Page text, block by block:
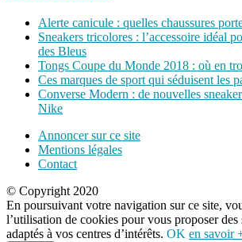
Alerte canicule : quelles chaussures
Sneakers tricolores : l’accessoire idéal
des Bleus
Tongs Coupe du Monde 2018 : où en
Ces marques de sport qui séduisent les
Converse Modern : de nouvelles
Nike
Annoncer sur ce site
Mentions légales
Contact
© Copyright 2020
En poursuivant votre navigation sur ce site,
l’utilisation de cookies pour vous proposer des
adaptés à vos centres d’intérêts. OK en savoir